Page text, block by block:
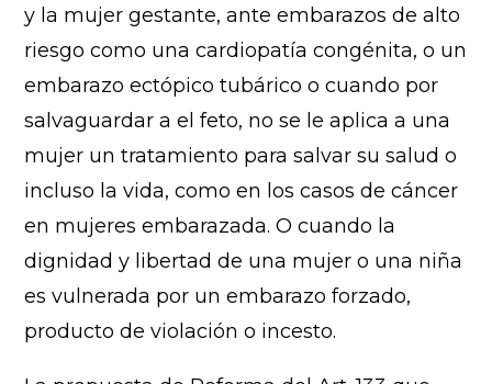
y la mujer gestante, ante embarazos de alto
riesgo como una cardiopatía congénita, o un
embarazo ectópico tubárico o cuando por
salvaguardar a el feto, no se le aplica a una
mujer un tratamiento para salvar su salud o
incluso la vida, como en los casos de cáncer
en mujeres embarazada. O cuando la
dignidad y libertad de una mujer o una niña
es vulnerada por un embarazo forzado,
producto de violación o incesto.